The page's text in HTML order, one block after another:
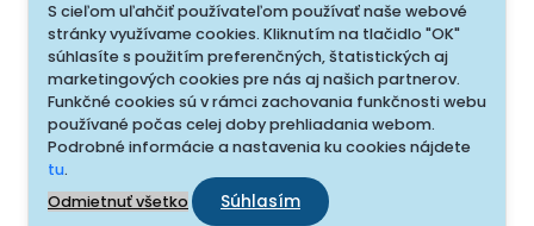
S cieľom uľahčiť používateľom používať naše webové
stránky využívame cookies. Kliknutím na tlačidlo "OK"
súhlasíte s použitím preferenčných, štatistických aj
marketingových cookies pre nás aj našich partnerov.
Funkčné cookies sú v rámci zachovania funkčnosti webu
používané počas celej doby prehliadania webom.
Podrobné informácie a nastavenia ku cookies nájdete
tu.
Odmietnuť všetko
Súhlasím